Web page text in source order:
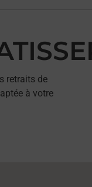
retraits de
à votre